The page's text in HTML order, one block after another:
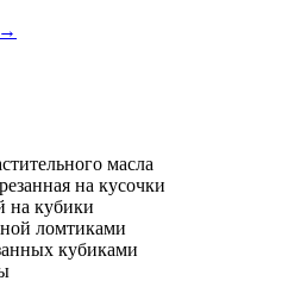
→
масла
на кусочки
на кубики
ломтиками
кубиками